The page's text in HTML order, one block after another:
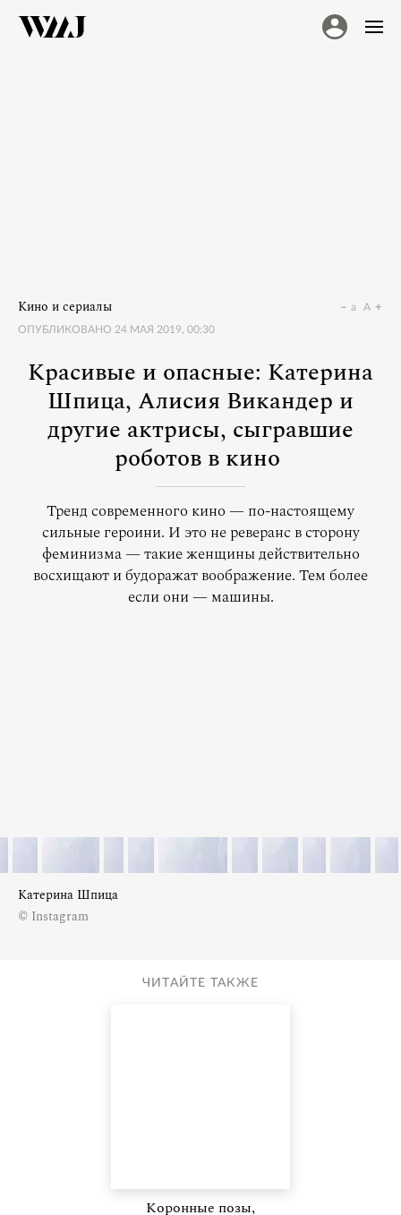
Кино и сериалы
ОПУБЛИКОВАНО 24 МАЯ 2019, 00:30
a A
Красивые и опасные: Катерина
Шпица, Алисия Викандер и
другие актрисы, сыгравшие
роботов в кино
Тренд современного кино — по-настоящему
сильные героини. И это не реверанс в сторону
феминизма — такие женщины действительно
восхищают и будоражат воображение. Тем более
если они — машины.
Катерина Шпица
© Instagram
ЧИТАЙТЕ ТАКЖЕ
Коронные позы,